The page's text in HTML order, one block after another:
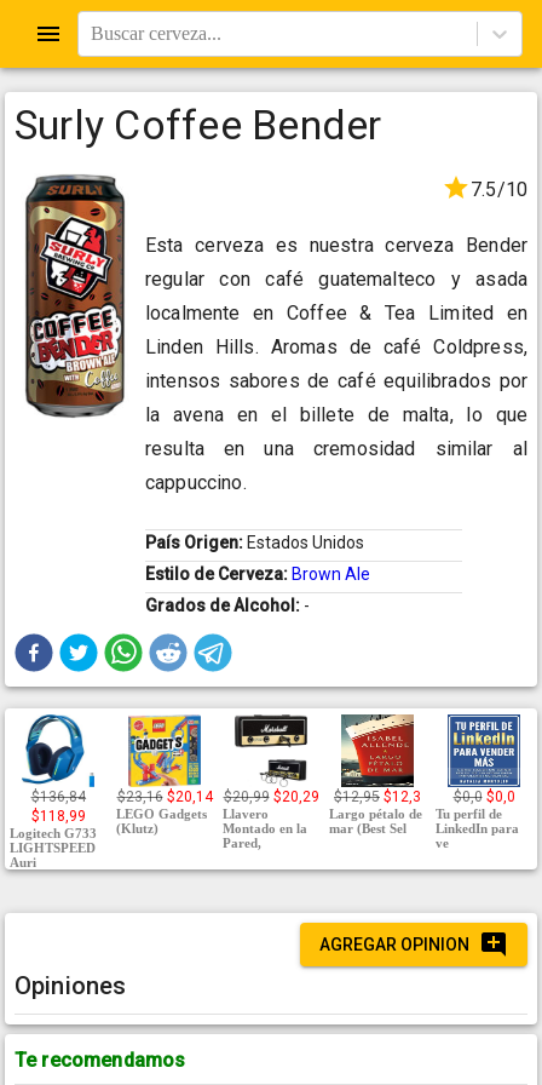
Buscar cerveza...
Surly Coffee Bender
7.5/10
Esta cerveza es nuestra cerveza Bender
regular con café guatemalteco y asada
localmente en Coffee & Tea Limited en
Linden Hills. Aromas de café Coldpress,
intensos sabores de café equilibrados por
la avena en el billete de malta, lo que
resulta en una cremosidad similar al
cappuccino.
País Origen: Estados Unidos
Estilo de Cerveza: Brown Ale
Grados de Alcohol: -
$136,84
$118,99
Logitech G733
LIGHTSPEED
Auri
$23,16 $20,14
LEGO Gadgets
(Klutz)
$20,99 $20,29
Llavero
Montado en la
Pared,
$12,95 $12,3
Largo pétalo de
mar (Best Sel
$0,0 $0,0
Tu perfil de
LinkedIn para
ve
AGREGAR OPINION
Opiniones
Te recomendamos